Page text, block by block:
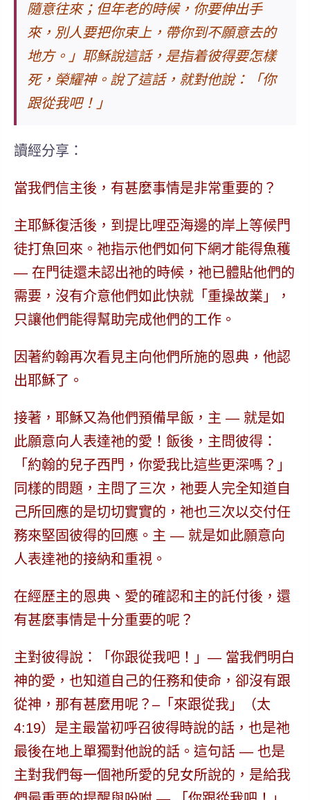
隨意往來；但年老的時候，你要伸出手
來，別人要把你束上，帶你到不願意去的
地方。」耶穌說這話，是指着彼得要怎樣
死，榮耀神。說了這話，就對他說：「你
跟從我吧！ 」
讀經分享：
當我們信主後，有甚麼事情是非常重要的？
主耶穌復活後，到提比哩亞海邊的岸上等候門
徒打魚回來。祂指示他們如何下網才能得魚穫
— 在門徒還未認出祂的時候，祂已體貼他們的
需要，沒有介意他們如此快就「重操故業」，
只讓他們能得幫助完成他們的工作。
因著約翰再次看見主向他們所施的恩典，他認
出耶穌了。
接著，耶穌又為他們預備早飯， 主 — 就是如
此願意向人表達祂的愛！ 飯後，主問彼得：
「約翰的兒子西門，你愛我比這些更深嗎？」
同樣的問題，主問了三次，祂要人完全知道自
己所回應的是切切實實的，祂也三次以交付任
務來堅固彼得的回應。 主 — 就是如此願意向
人表達祂的接納和重視。
在經歷主的恩典、愛的確認和主的託付後，還
有甚麼事情是十分重要的呢？
主對彼得說： 「你跟從我吧！」 — 當我們明白
神的愛，也知道自己的任務和使命，卻沒有跟
從神，那有甚麼用呢？–「來跟從我」（太
4:19）是主最當初呼召彼得時說的話，也是祂
最後在地上單獨對他說的話。這句話 — 也是
主對我們每一個祂所愛的兒女所說的，是給我